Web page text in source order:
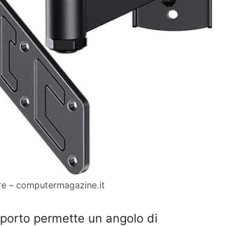
– computermagazine.it
permette un angolo di